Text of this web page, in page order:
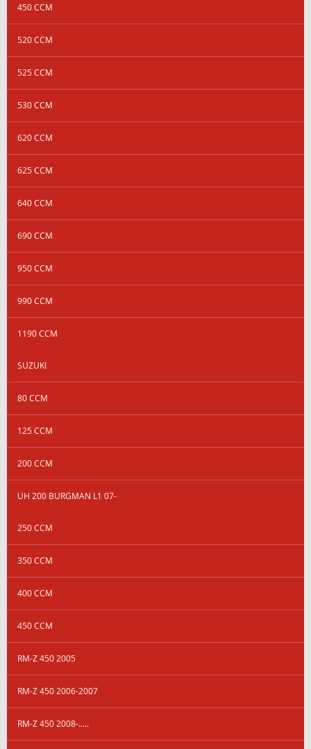
450 CCM
520 CCM
525 CCM
530 CCM
620 CCM
625 CCM
640 CCM
690 CCM
950 CCM
990 CCM
1190 CCM
SUZUKI
80 CCM
125 CCM
200 CCM
UH 200 BURGMAN L1 07-
250 CCM
350 CCM
400 CCM
450 CCM
RM-Z 450 2005
RM-Z 450 2006-2007
RM-Z 450 2008-.....